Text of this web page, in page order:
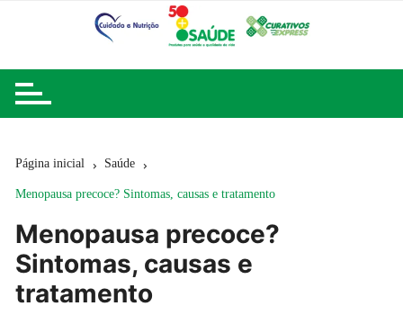
Página inicial Saúde
Menopausa precoce? Sintomas, causas e tratamento
Menopausa precoce?
Sintomas, causas e
tratamento